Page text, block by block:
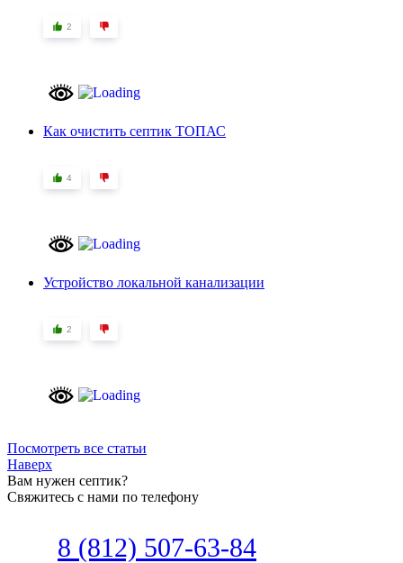
2
Как очистить септик ТОПАС
4
Устройство локальной канализации
2
Посмотреть все статьи
Наверх
Вам нужен септик?
Свяжитесь с нами по телефону
8 (812) 507-63-84